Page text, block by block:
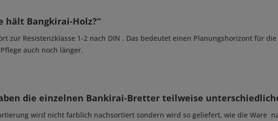
hält Bangkirai-Holz?“
zur Resistenzklasse 1-2 nach DIN . Das bedeutet einen Planungshorizont für die
auch noch länger.
die einzelnen Bankirai-Bretter teilweise
wird nicht farblich nachsortiert sondern wird so geliefert, wie die Ware